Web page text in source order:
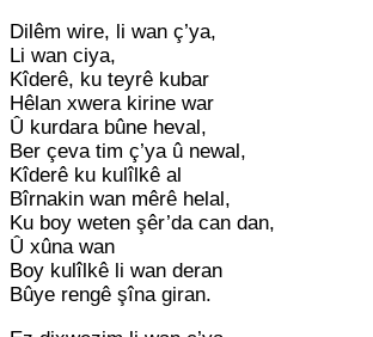
Dilêm wire, li wan ç’ya,
Li wan ciya,
Kîderê, ku teyrê kubar
Hêlan xwera kirine war
Û kurdara bûne heval,
Ber çeva tim ç’ya û newal,
Kîderê ku kulîlkê al
Bîrnakin wan mêrê helal,
Ku boy weten şêr’da can dan,
Û xûna wan
Boy kulîlkê li wan deran
Bûye rengê şîna giran.